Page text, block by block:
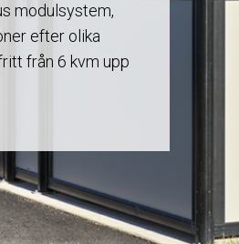
modulsystem,
efter olika
från 6 kvm upp